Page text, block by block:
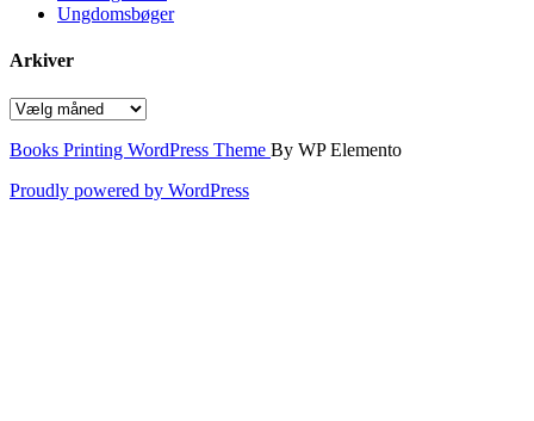
Ungdomsbøger
Arkiver
Arkiver
Books Printing WordPress Theme By WP Elemento
Proudly powered by WordPress